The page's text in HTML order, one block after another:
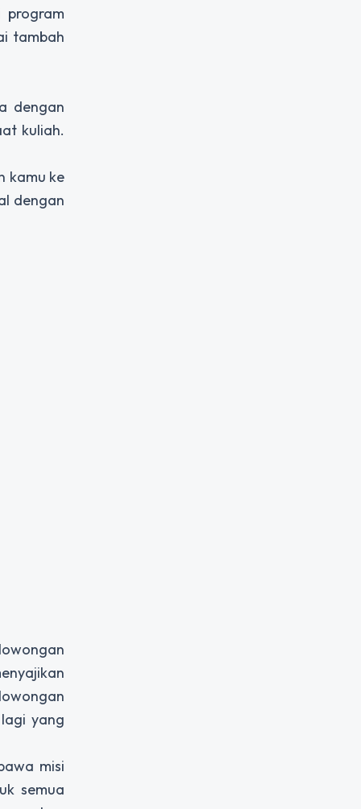
tambah
dengan
kuliah.
kamu ke
dengan
yang
misi
semua